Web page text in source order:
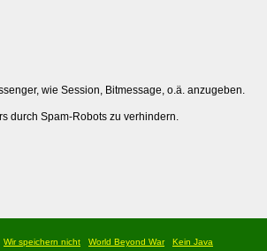
wie Session, Bitmessage, o.ä. anzugeben.
durch Spam-Robots zu verhindern.
Wir speichern nicht World Beyond War Kein Java